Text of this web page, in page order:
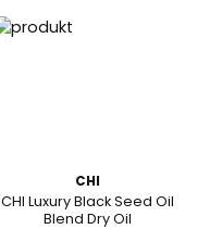
CHI
CHI Luxury Black Seed Oil
Blend Dry Oil